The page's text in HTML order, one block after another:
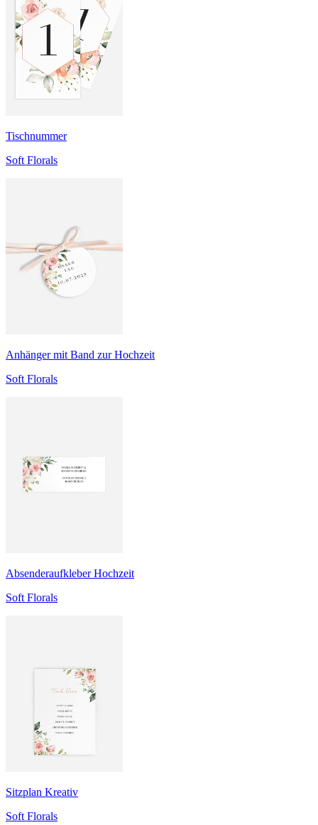
Tischnummer
Soft Florals
Anhänger mit Band zur Hochzeit
Soft Florals
Absenderaufkleber Hochzeit
Soft Florals
Sitzplan Kreativ
Soft Florals